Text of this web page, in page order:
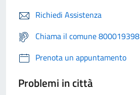
Richiedi Assistenza
Chiama il comune 800019398
Prenota un appuntamento
Problemi in città